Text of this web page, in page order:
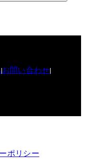
お問い合わせ
ポリシー